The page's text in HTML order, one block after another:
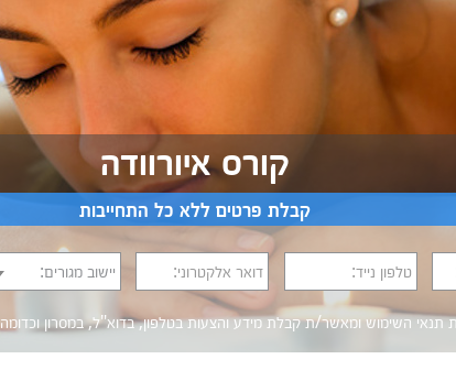
קורס איורוודה
קבלת פרטים ללא כל התחייבות
טלפון נייד: דואר אלקטרוני: יישוב מגורים:
תנאי השימוש ומאשר/ת קבלת מידע והצעות בטלפון, בדוא"ל, במסרון וכדומה‎‎